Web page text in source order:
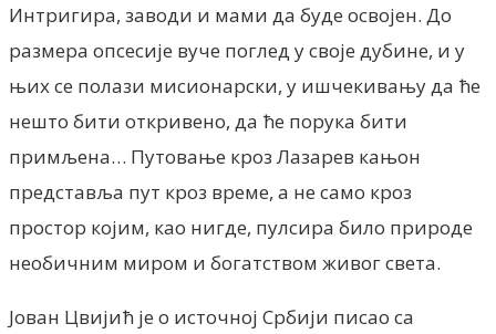
Интригира, заводи и мами да буде освојен. До
размера опсесије вуче поглед у своје дубине, и у
њих се полази мисионарски, у ишчекивању да ће
нешто бити откривено, да ће порука бити
примљена… Путовање кроз Лазарев кањон
представља пут кроз време, а не само кроз
простор којим, као нигде, пулсира било природе
необичним миром и богатством живог света.
Јован Цвијић је о источној Србији писао са